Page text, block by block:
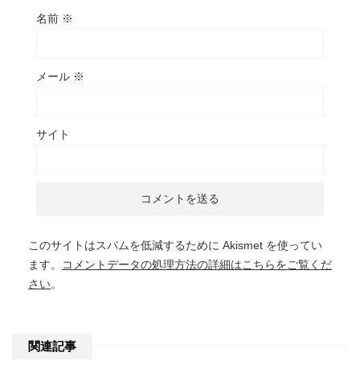
名前 ※
メール ※
サイト
このサイトはスパムを低減するために Akismet を使ってい
ます。
コメントデータの処理方法の詳細はこちらをご覧くだ
さい。
関連記事